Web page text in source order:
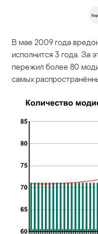
В мае 2009 года
исполнится 3 года. За
пережил более 80
самых